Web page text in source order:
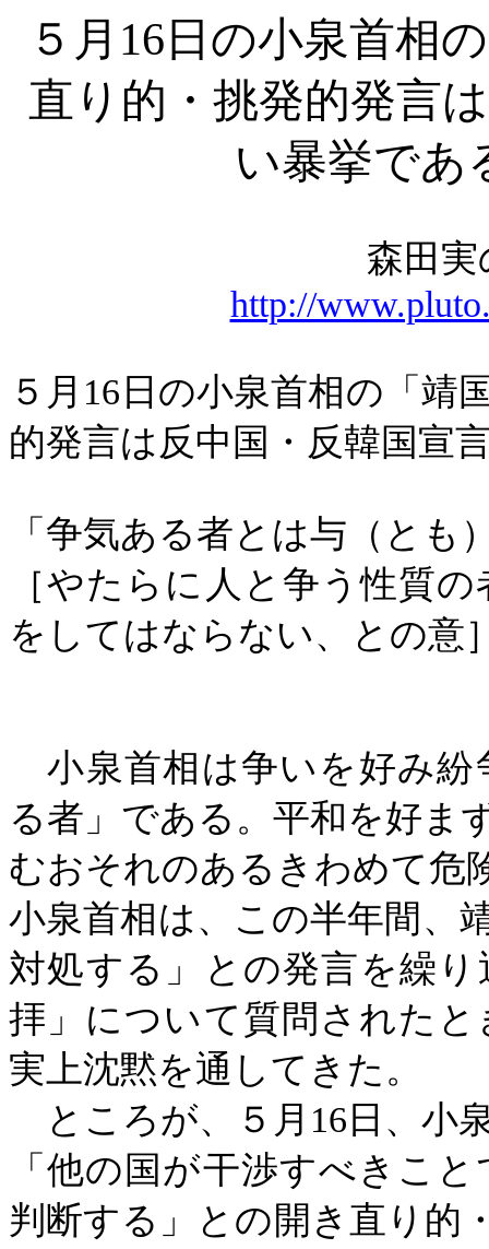
５月 16日の小泉首相
直り的・挑発的発言
い暴挙であ
森田
http://
５月 16 日の小泉首相の「靖
的発言は反中国・反韓国宣
「争気ある者とは与（とも
［やたらに人と争う性質
をしてはならない、との意
小泉首相は争いを好み紛
る者」である。平和を好ま
むおそれのあるきわめて危
小泉首相は、この半年間、
対処する」との発言を繰
拝」について質問された
実上沈黙を通してきた。
ところが、５月 16 日、小
「他の国が干渉すべきこ
判断する」との開き直り的